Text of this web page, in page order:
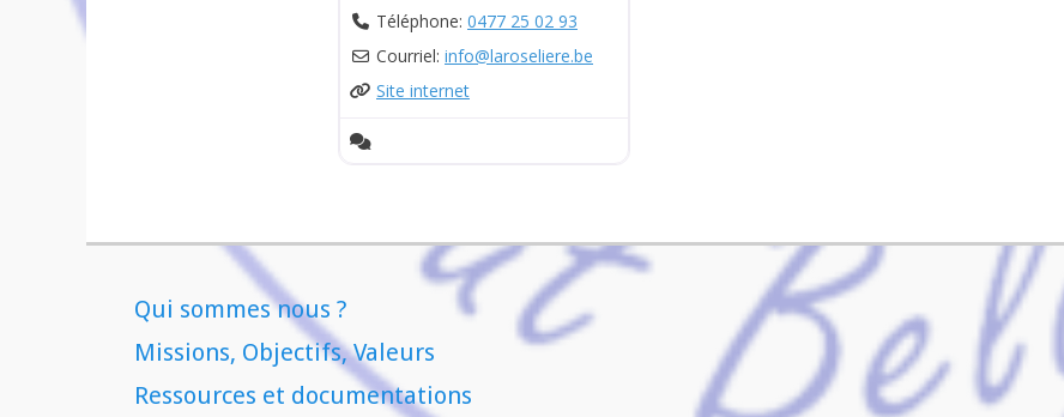
Téléphone: 0477 25 02 93
Courriel: info@laroseliere.be
Site internet
Qui sommes nous ?
Missions, Objectifs, Valeurs
Ressources et documentations